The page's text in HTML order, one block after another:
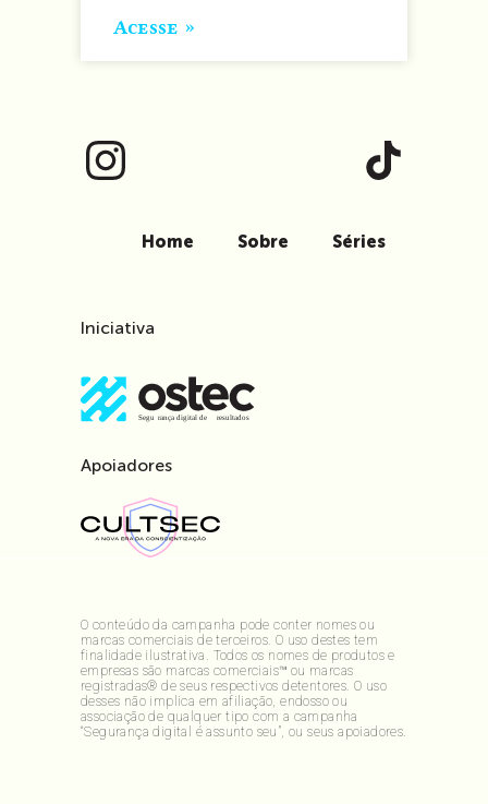
Acesse »
Home Sobre Séries
Iniciativa
Apoiadores
O conteúdo da campanha pode conter nomes ou
marcas comerciais de terceiros. O uso destes tem
finalidade ilustrativa. Todos os nomes de produtos e
empresas são marcas comerciais™ ou marcas
registradas® de seus respectivos detentores. O uso
desses não implica em afiliação, endosso ou
associação de qualquer tipo com a campanha
“Segurança digital é assunto seu”, ou seus apoiadores.